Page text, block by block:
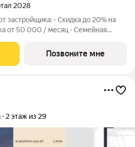
2028
застройщика: - Скидка до 20% на
месяц - Семейная
квартале Вэйвер от
Люди,
Позвоните мне
2 этаж из 29